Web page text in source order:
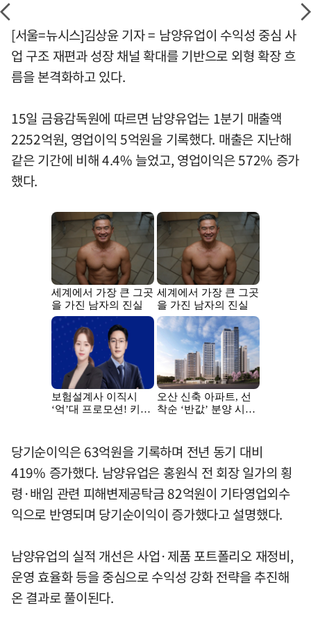
[서울=뉴시스]김상윤 기자 = 남양유업이 수익성 중심 사
업 구조 재편과 성장 채널 확대를 기반으로 외형 확장 흐
름을 본격화하고 있다.
15일 금융감독원에 따르면 남양유업는 1분기 매출액
2252억원, 영업이익 5억원을 기록했다. 매출은 지난해
같은 기간에 비해 4.4% 늘었고, 영업이익은 572% 증가
했다.
당기순이익은 63억원을 기록하며 전년 동기 대비
419% 증가했다. 남양유업은 홍원식 전 회장 일가의 횡
령·배임 관련 피해변제공탁금 82억원이 기타영업외수
익으로 반영되며 당기순이익이 증가했다고 설명했다.
남양유업의 실적 개선은 사업·제품 포트폴리오 재정비,
운영 효율화 등을 중심으로 수익성 강화 전략을 추진해
온 결과로 풀이된다.